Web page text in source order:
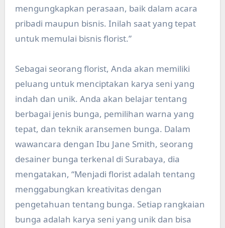
mengungkapkan perasaan, baik dalam acara
pribadi maupun bisnis. Inilah saat yang tepat
untuk memulai bisnis florist.”
Sebagai seorang florist, Anda akan memiliki
peluang untuk menciptakan karya seni yang
indah dan unik. Anda akan belajar tentang
berbagai jenis bunga, pemilihan warna yang
tepat, dan teknik aransemen bunga. Dalam
wawancara dengan Ibu Jane Smith, seorang
desainer bunga terkenal di Surabaya, dia
mengatakan, “Menjadi florist adalah tentang
menggabungkan kreativitas dengan
pengetahuan tentang bunga. Setiap rangkaian
bunga adalah karya seni yang unik dan bisa